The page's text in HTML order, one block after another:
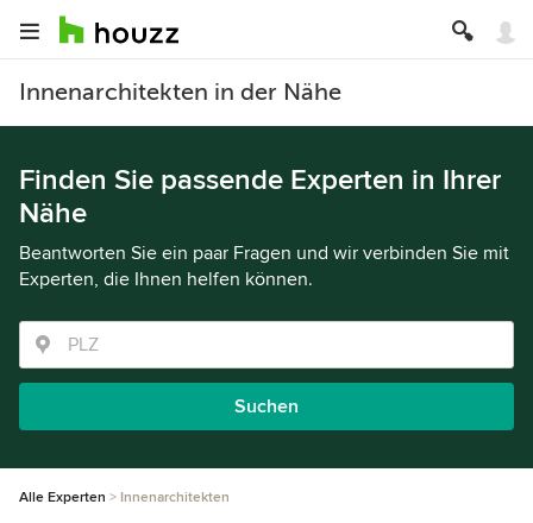
Innenarchitekten in der Nähe
Finden Sie passende Experten in Ihrer
Nähe
Beantworten Sie ein paar Fragen und wir verbinden Sie mit
Experten, die Ihnen helfen können.
Suchen
Alle Experten Innenarchitekten